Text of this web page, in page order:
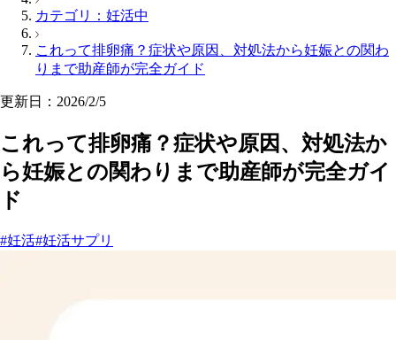
カテゴリ：妊活中
これって排卵痛？症状や原因、対処法から妊娠との関わ
りまで助産師が完全ガイド
更新日：2026/2/5
これって排卵痛？症状や原因、対処法か
ら妊娠との関わりまで助産師が完全ガイ
ド
#妊活#妊活サプリ